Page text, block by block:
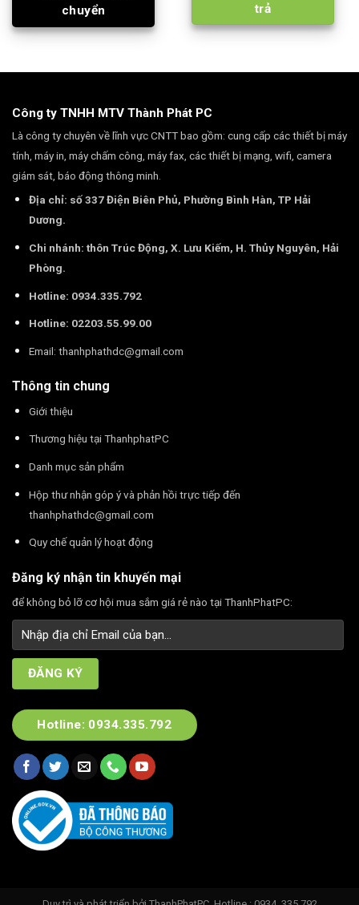
chuyển
trả
Công ty TNHH MTV Thành Phát PC
Là công ty chuyên về lĩnh vực CNTT bao gồm: cung cấp các thiết bị máy
tính, máy in, máy chấm công, máy fax, các thiết bị mạng, wifi, camera
giám sát, báo động thông minh.
Địa chỉ: số 337 Điện Biên Phủ, Phường Bình Hàn, TP Hải
Dương.
Chi nhánh: thôn Trúc Động, X. Lưu Kiếm, H. Thủy Nguyên, Hải
Phòng.
Hotline: 0934.335.792
Hotline: 02203.55.99.00
Email: thanhphathdc@gmail.com
Thông tin chung
Giới thiệu
Thương hiệu tại ThanhphatPC
Danh mục sản phẩm
Hộp thư nhận góp ý và phản hồi trực tiếp đến
thanhphathdc@gmail.com
Quy chế quản lý hoạt động
Đăng ký nhận tin khuyến mại
để không bỏ lỡ cơ hội mua sắm giá rẻ nào tại ThanhPhatPC:
Hotline: 0934.335.792